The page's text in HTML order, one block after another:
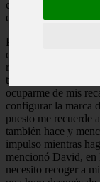
convertirlo en una
en el lugar correcto
Por lo general, no
durante mis jornadas
recluido en casa,
tiempo completo,
ocuparme de mis
configurar la marca
puesto me recuerde
también hace y
impulso mientras
mencionó David, en
necesito recoger a